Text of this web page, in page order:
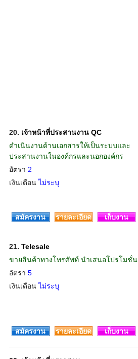
20. เจ้าหน้าที่ประสานงาน QC
ดำเนินงานด้านเอกสารให้เป็นระบบและ
ประสานงานในองค์กรและนอกองค์กร
อัตรา 2
เงินเดือนไม่ระบุ
สมัครงาน
รายละเอียด เก็บงาน
21. Telesale
ขายสินค้าทางโทรศัพท์ นำเสนอโปรโมชั่น
อัตรา 5
เงินเดือนไม่ระบุ
สมัครงาน
รายละเอียด เก็บงาน